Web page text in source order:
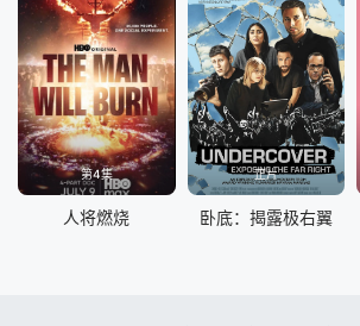
第4集
人将燃烧
正片
卧底：揭露极右翼